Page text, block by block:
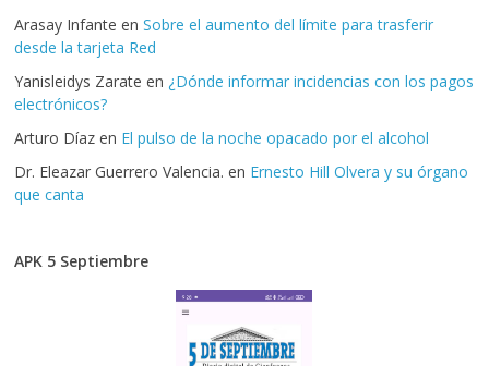
Arasay Infante enSobre el aumento del límite para trasferir
desde la tarjeta Red
Yanisleidys Zarate en ¿Dónde informar incidencias con los pagos
electrónicos?
Arturo Díaz en El pulso de la noche opacado por el alcohol
Dr. Eleazar Guerrero Valencia. en Ernesto Hill Olvera y su órgano
que canta
APK 5 Septiembre